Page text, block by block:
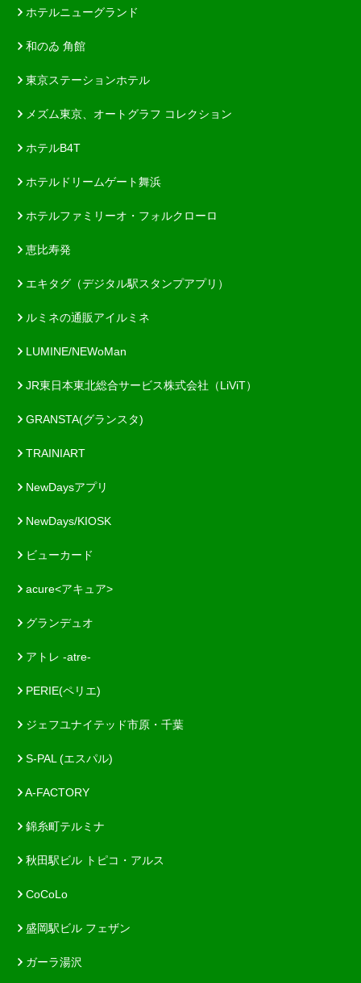
ホテルニューグランド
和のゐ 角館
東京ステーションホテル
メズム東京、オートグラフ コレクション
ホテルB4T
ホテルドリームゲート舞浜
ホテルファミリーオ・フォルクローロ
恵比寿発
エキタグ（デジタル駅スタンプアプリ）
ルミネの通販アイルミネ
LUMINE/NEWoMan
JR東日本東北総合サービス株式会社（LiViT）
GRANSTA(グランスタ)
TRAINIART
NewDaysアプリ
NewDays/KIOSK
ビューカード
acure<アキュア>
グランデュオ
アトレ -atre-
PERIE(ペリエ)
ジェフユナイテッド市原・千葉
S-PAL (エスパル)
A-FACTORY
錦糸町テルミナ
秋田駅ビル トピコ・アルス
CoCoLo
盛岡駅ビル フェザン
ガーラ湯沢